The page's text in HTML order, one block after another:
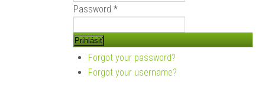
Password *
Forgot your password?
Forgot your username?